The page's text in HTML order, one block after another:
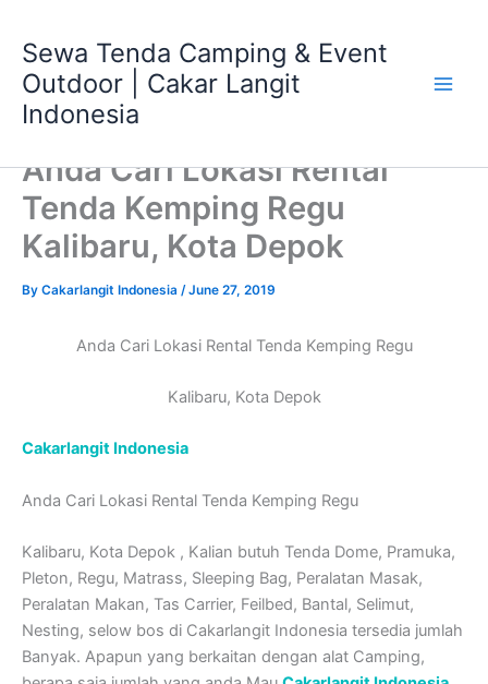
content
Sewa Tenda Camping & Event
Outdoor | Cakar Langit
Indonesia
Anda Cari Lokasi Rental
Tenda Kemping Regu
Kalibaru, Kota Depok
By Cakarlangit Indonesia /June 27, 2019
Anda Cari Lokasi Rental Tenda Kemping Regu
Kalibaru, Kota Depok
Cakarlangit Indonesia
Anda Cari Lokasi Rental Tenda Kemping Regu
Kalibaru, Kota Depok , Kalian butuh Tenda Dome, Pramuka,
Pleton, Regu, Matrass, Sleeping Bag, Peralatan Masak,
Peralatan Makan, Tas Carrier, Feilbed, Bantal, Selimut,
Nesting, selow bos di Cakarlangit Indonesia tersedia jumlah
Banyak. Apapun yang berkaitan dengan alat Camping,